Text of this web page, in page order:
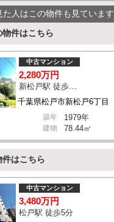
た人はこの物件も見ています
物件はこちら
千葉県松戸市新松戸6丁目
中古マンション
2,280万円
新松戸駅 徒歩15分
築年 1979年
建物 78.44㎡
はこちら
中古マンション
3,480万円
松戸駅 徒歩5分